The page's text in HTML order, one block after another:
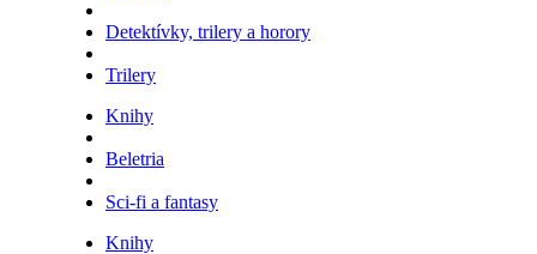
Detektívky, trilery a horory
Trilery
Knihy
Beletria
Sci-fi a fantasy
Knihy